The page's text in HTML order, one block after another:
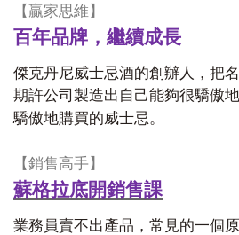
【贏家思維】
百年品牌，繼續成長
傑克丹尼威士忌酒的創辦人，把
期許公司製造出自己能夠很驕傲
驕傲地購買的威士忌。
【銷售高手】
蘇格拉底開銷售課
業務員賣不出產品，常見的一個